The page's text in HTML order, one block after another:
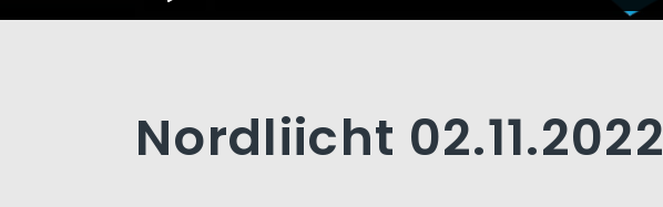
Nordliicht 02.11.2022